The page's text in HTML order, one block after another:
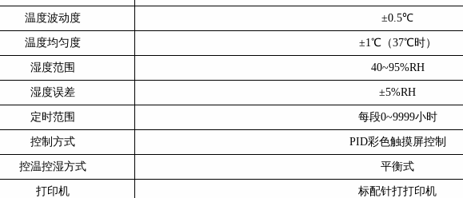
温度波动度 ±0.5℃
温度均匀度 ±1℃（37℃时）
湿度范围 40~95%RH
湿度误差 ±5%RH
定时范围 每段0~9999小时
控制方式 PID彩色触摸屏控制
控温控湿方式 平衡式
打印机 标配针打打印机